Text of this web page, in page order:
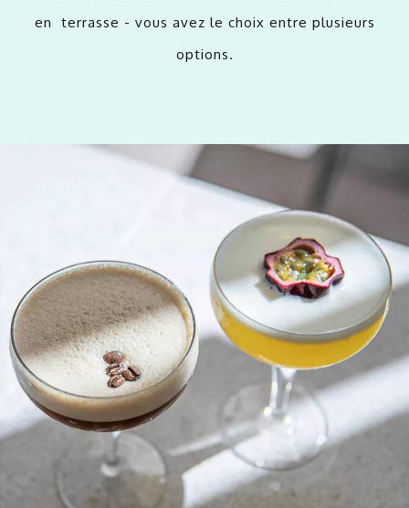
en terrasse - vous avez le choix entre plusieurs
options.